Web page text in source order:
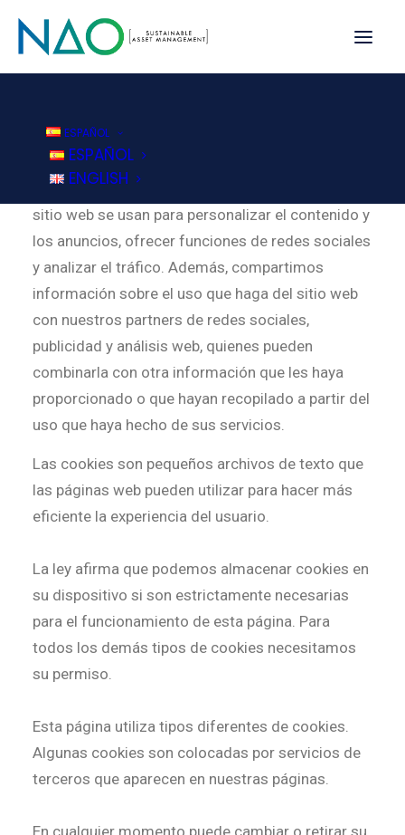
ESPAÑOL
ESPAÑOL
ENGLISH
Política de Cookies
Esta página web usa cookies. Las cookies de este
sitio web se usan para personalizar el contenido y
los anuncios, ofrecer funciones de redes sociales
y analizar el tráfico. Además, compartimos
información sobre el uso que haga del sitio web
con nuestros partners de redes sociales,
publicidad y análisis web, quienes pueden
combinarla con otra información que les haya
proporcionado o que hayan recopilado a partir del
uso que haya hecho de sus servicios.
Las cookies son pequeños archivos de texto que
las páginas web pueden utilizar para hacer más
eficiente la experiencia del usuario.
La ley afirma que podemos almacenar cookies en
su dispositivo si son estrictamente necesarias
para el funcionamiento de esta página. Para
todos los demás tipos de cookies necesitamos
su permiso.
Esta página utiliza tipos diferentes de cookies.
Algunas cookies son colocadas por servicios de
terceros que aparecen en nuestras páginas.
En cualquier momento puede cambiar o retirar su